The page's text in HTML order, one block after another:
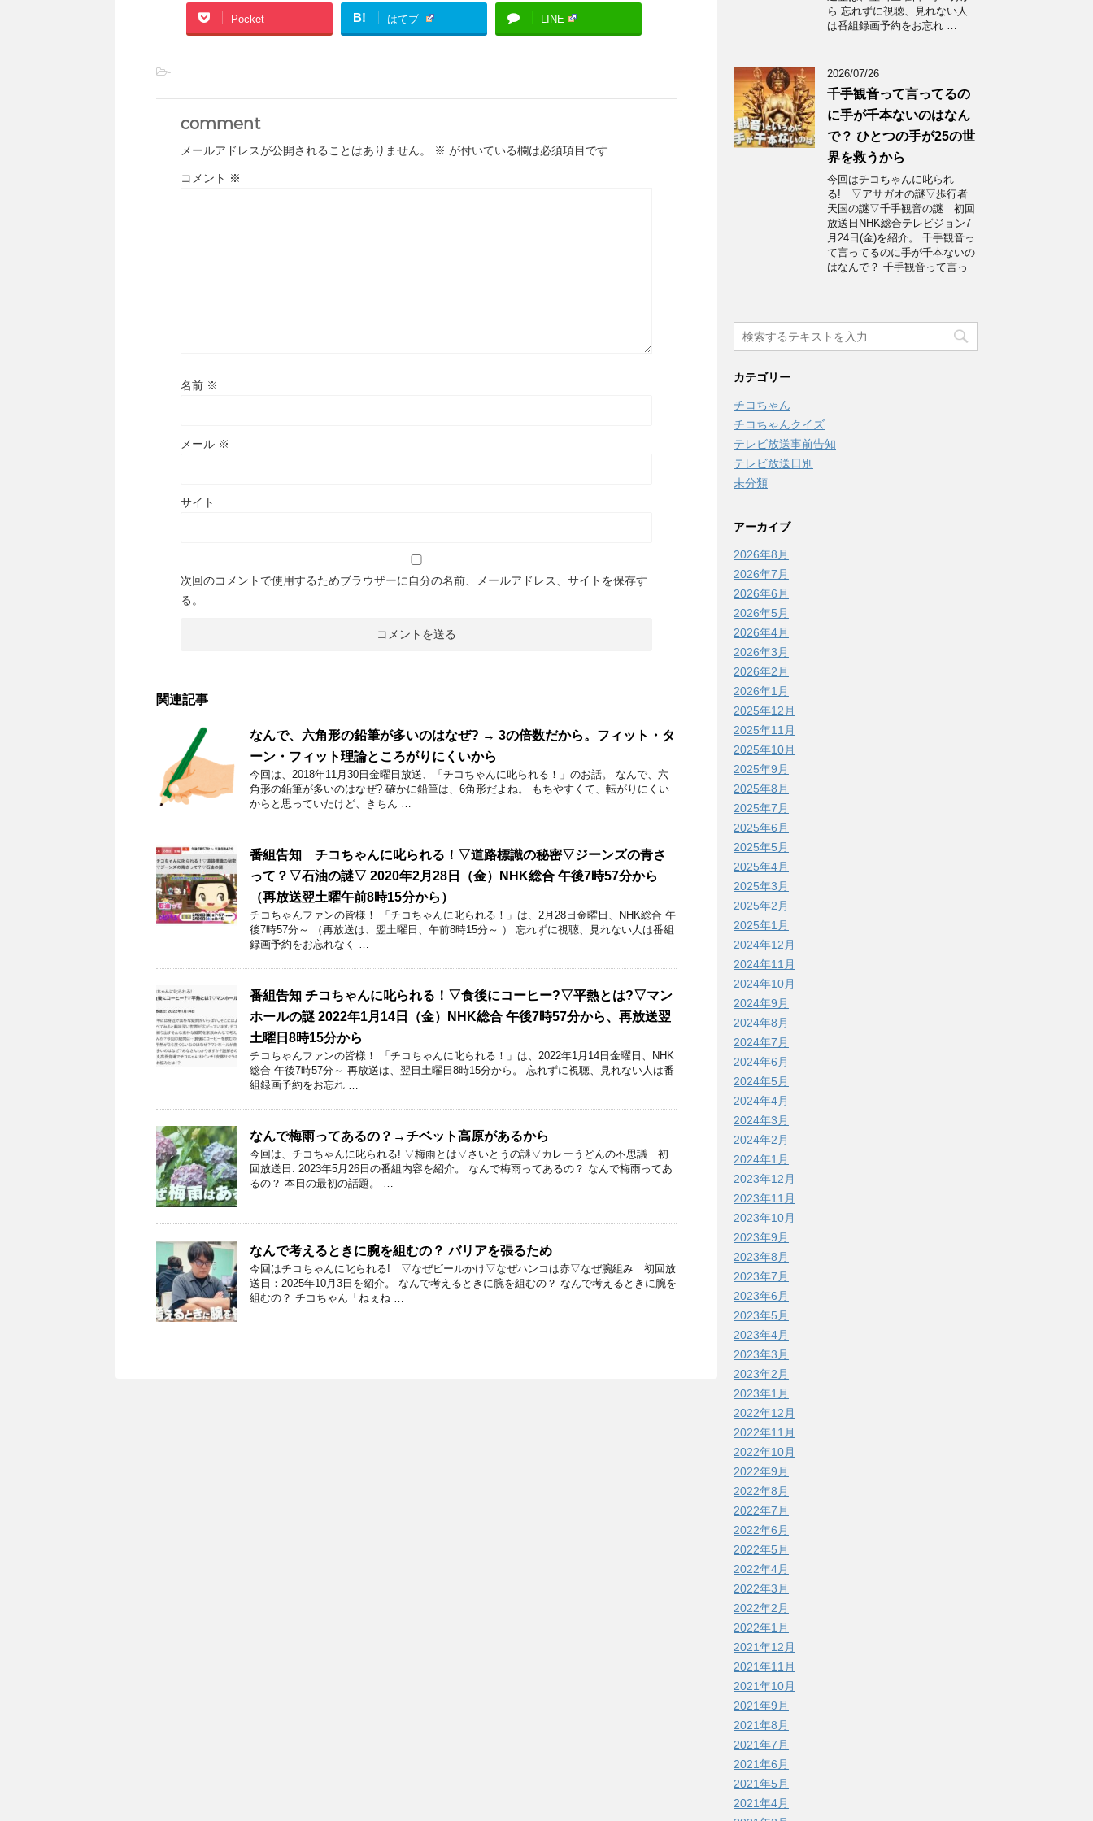
Pocket B! はてブ LINE
-
comment
メールアドレスが公開されることはありません。 ※ が付いている欄は必須項目です
コメント ※
名前 ※
メール ※
サイト
次回のコメントで使用するためブラウザーに自分の名前、メールアドレス、サイトを保存す
る。
関連記事
なんで、六角形の鉛筆が多いのはなぜ? → 3の倍数だから。フィット・タ
ーン・フィット理論ところがりにくいから
今回は、2018年11月30日金曜日放送、「チコちゃんに叱られる！」のお話。 なんで、六
角形の鉛筆が多いのはなぜ? 確かに鉛筆は、6角形だよね。 もちやすくて、転がりにくい
からと思っていたけど、きちん …
番組告知 チコちゃんに叱られる！▽道路標識の秘密▽ジーンズの青さ
って？▽石油の謎▽ 2020年2月28日（金）NHK総合 午後7時57分から
（再放送翌土曜午前8時15分から）
チコちゃんファンの皆様！ 「チコちゃんに叱られる！」​は、2月28日金曜日、NHK総合 午
後7時57分～ （再放送は、翌土曜日、午前8時15分～ ） 忘れずに視聴、見れない人は番組
録画予約をお忘れなく …
番組告知 チコちゃんに叱られる！▽食後にコーヒー?▽平熱とは?▽マン
ホールの謎 2022年1月14日（金）NHK総合 午後7時57分から、再放送翌
土曜日8時15分から
チコちゃんファンの皆様！ 「チコちゃんに叱られる！」​は、2022年1月14日金曜日、NHK
総合 午後7時57分～ 再放送は、翌日土曜日8時15分から。 忘れずに視聴、見れない人は番
組録画予約をお忘れ …
なんで梅雨ってあるの？→チベット高原があるから
今回は、チコちゃんに叱られる! ▽梅雨とは▽さいとうの謎▽カレーうどんの不思議 初
回放送日: 2023年5月26日の番組内容を紹介。 なんで梅雨ってあるの？ なんで梅雨ってあ
るの？ 本日の最初の話題。 …
なんで考えるときに腕を組むの？ バリアを張るため
今回はチコちゃんに叱られる! ▽なぜビールかけ▽なぜハンコは赤▽なぜ腕組み 初回放
送日：2025年10月3日を紹介。 なんで考えるときに腕を組むの？ なんで考えるときに腕を
組むの？ チコちゃん「ねぇね …
ら 忘れずに視聴、見れない人
は番組録画予約をお忘れ …
2026/07/26
千手観音って言ってるの
に手が千本ないのはなん
で？ ひとつの手が25の世
界を救うから
今回はチコちゃんに叱られ
る! ▽アサガオの謎▽歩行者
天国の謎▽千手観音の謎 初回
放送日NHK総合テレビジョン7
月24日(金)を紹介。 千手観音っ
て言ってるのに手が千本ないの
はなんで？ 千手観音って言っ
…
カテゴリー
チコちゃん
チコちゃんクイズ
テレビ放送事前告知
テレビ放送日別
未分類
アーカイブ
2026年8月
2026年7月
2026年6月
2026年5月
2026年4月
2026年3月
2026年2月
2026年1月
2025年12月
2025年11月
2025年10月
2025年9月
2025年8月
2025年7月
2025年6月
2025年5月
2025年4月
2025年3月
2025年2月
2025年1月
2024年12月
2024年11月
2024年10月
2024年9月
2024年8月
2024年7月
2024年6月
2024年5月
2024年4月
2024年3月
2024年2月
2024年1月
2023年12月
2023年11月
2023年10月
2023年9月
2023年8月
2023年7月
2023年6月
2023年5月
2023年4月
2023年3月
2023年2月
2023年1月
2022年12月
2022年11月
2022年10月
2022年9月
2022年8月
2022年7月
2022年6月
2022年5月
2022年4月
2022年3月
2022年2月
2022年1月
2021年12月
2021年11月
2021年10月
2021年9月
2021年8月
2021年7月
2021年6月
2021年5月
2021年4月